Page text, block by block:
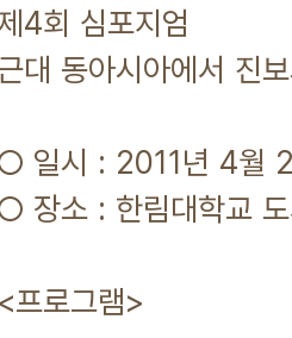
4회 심포지엄
대 동아시아에서 진
일시 : 2011년 4월
장소 : 한림대학교
<프로그램>